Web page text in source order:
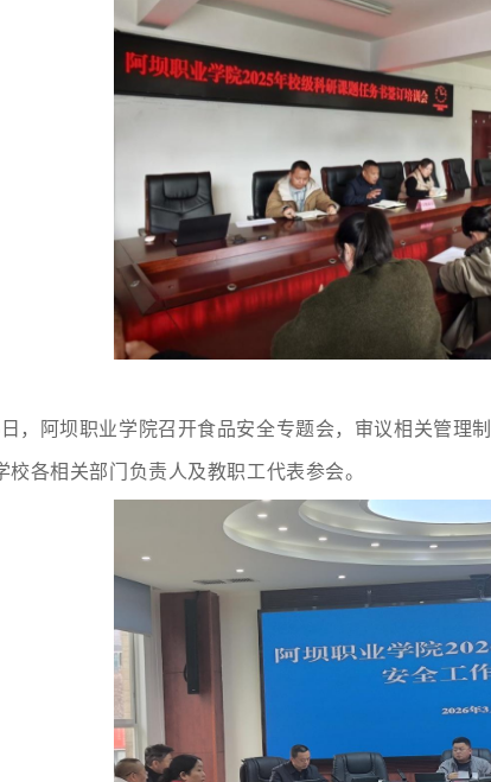
，阿坝职业学院召开食品安全专题会，审议相关管理
校各相关部门负责人及教职工代表参会。